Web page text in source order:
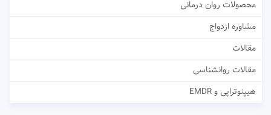
محصولات روان درمانی
مشاوره ازدواج
مقالات
مقالات روانشناسی
هیپنوتراپی و EMDR